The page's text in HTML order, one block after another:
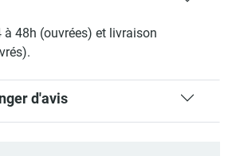
à 48h (ouvrées) et livraison
d'avis